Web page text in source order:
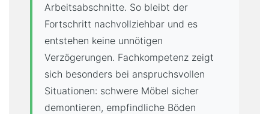
Arbeitsabschnitte. So bleibt der
Fortschritt nachvollziehbar und es
entstehen keine unnötigen
Verzögerungen. Fachkompetenz zeigt
sich besonders bei anspruchsvollen
Situationen: schwere Möbel sicher
demontieren, empfindliche Böden